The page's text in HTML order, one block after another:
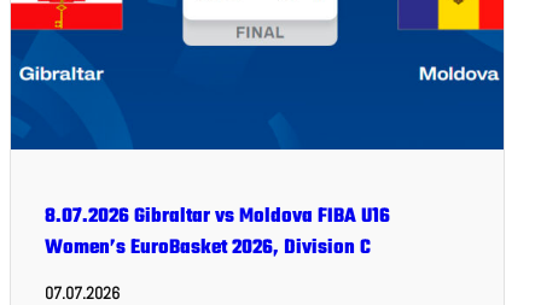
8.07.2026 Gibraltar vs Moldova FIBA U16
Women’s EuroBasket 2026, Division C
07.07.2026